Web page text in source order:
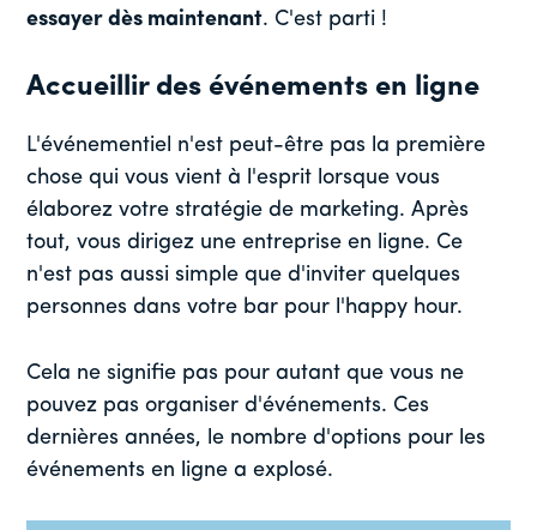
essayer dès maintenant. C'est parti !
Accueillir des événements en ligne
L'événementiel n'est peut-être pas la première
chose qui vous vient à l'esprit lorsque vous
élaborez votre stratégie de marketing. Après
tout, vous dirigez une entreprise en ligne. Ce
n'est pas aussi simple que d'inviter quelques
personnes dans votre bar pour l'happy hour.
Cela ne signifie pas pour autant que vous ne
pouvez pas organiser d'événements. Ces
dernières années, le nombre d'options pour les
événements en ligne a explosé.